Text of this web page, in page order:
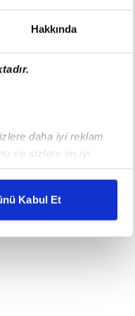
Hakkında
daha iyi reklam
ve sizlere en iyi
karşılamak
Bu
sunulması
yönelik
Kabul Et